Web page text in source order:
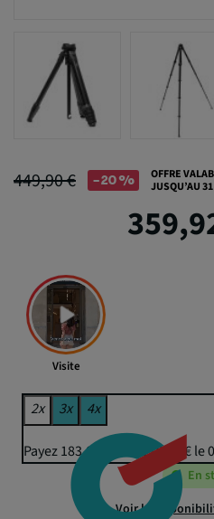
449,90 € -20%
OFFRE
JUSQU’AU
Visite
2x 3x 4x
Payez 183,05 € puis 179,96 € le
En
Voir la